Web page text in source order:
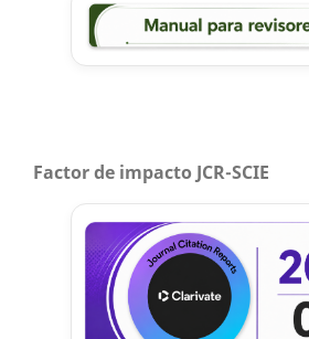
Factor de impacto JCR-SCIE